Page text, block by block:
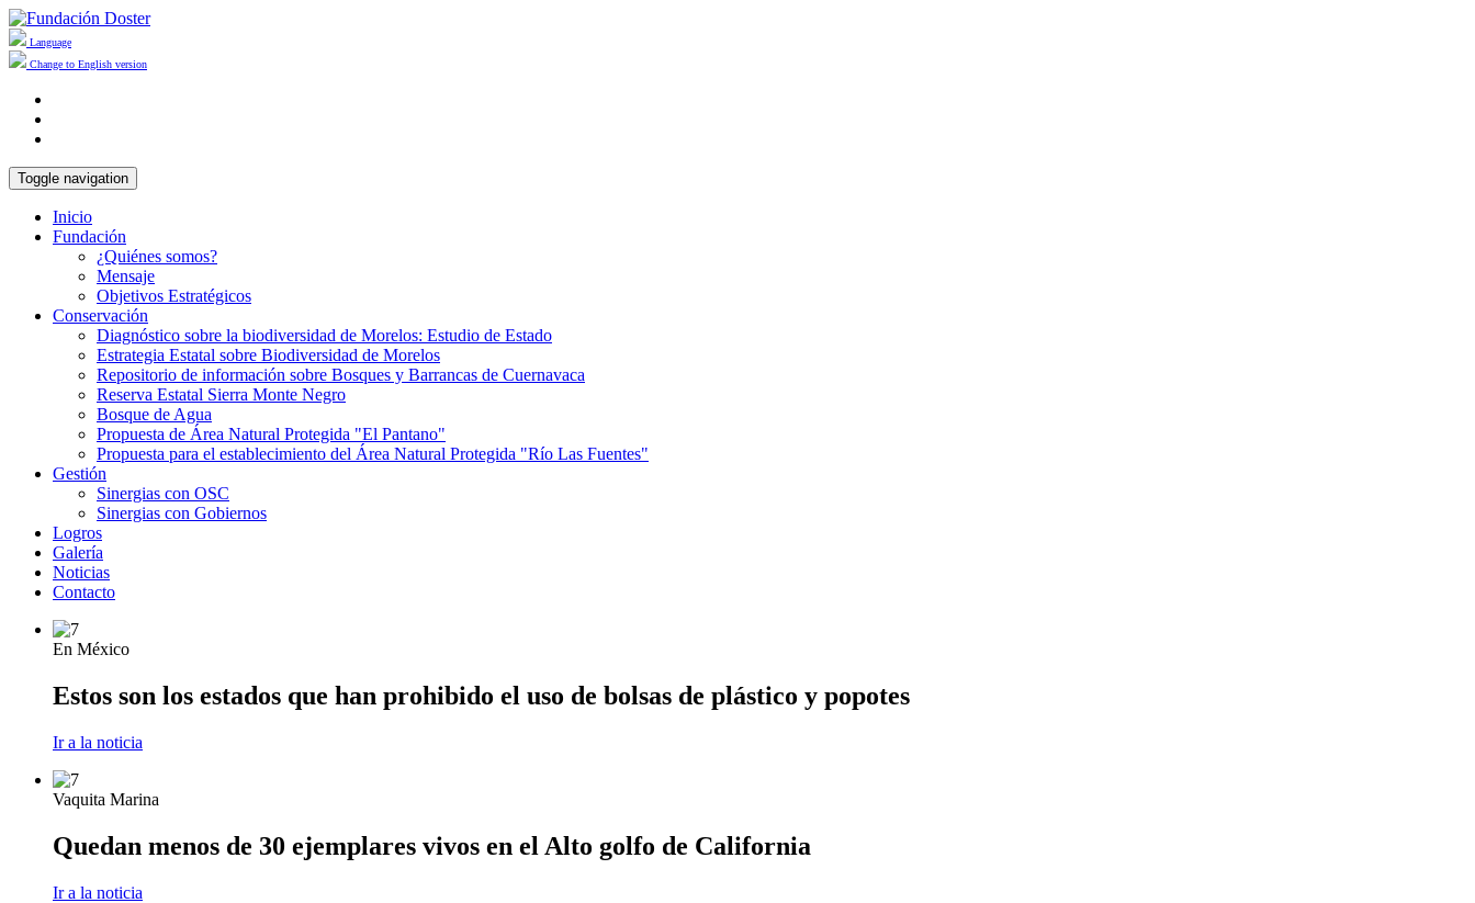
Language
Change to English version
Toggle navigation
Inicio
Fundación
¿Quiénes somos?
Mensaje
Objetivos Estratégicos
Conservación
Diagnóstico sobre la biodiversidad de Morelos: Estudio de Estado
Estrategia Estatal sobre Biodiversidad de Morelos
Repositorio de información sobre Bosques y Barrancas de Cuernavaca
Reserva Estatal Sierra Monte Negro
Bosque de Agua
Propuesta de Área Natural Protegida "El Pantano"
Propuesta para el establecimiento del Área Natural Protegida "Río Las Fuentes"
Gestión
Sinergias con OSC
Sinergias con Gobiernos
Logros
Galería
Noticias
Contacto
En México
Estos son los estados que han prohibido el uso de bolsas de plástico y popotes
Ir a la noticia
Vaquita Marina
Quedan menos de 30 ejemplares vivos en el Alto golfo de California
Ir a la noticia